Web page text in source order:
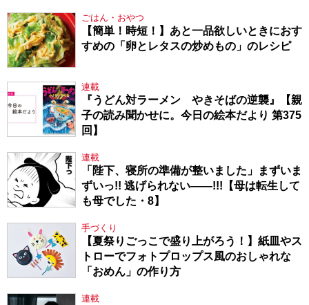
ごはん・おやつ
【簡単！時短！】あと一品欲しいときにおす
すめの「卵とレタスの炒めもの」のレシピ
連載
『うどん対ラーメン やきそばの逆襲』【親
子の読み聞かせに。今日の絵本だより 第375
回】
連載
「陛下、寝所の準備が整いました」まずいま
ずいっ!! 逃げられない――!!!【母は転生して
も母でした・8】
手づくり
【夏祭りごっこで盛り上がろう！】紙皿やス
トローでフォトプロップス風のおしゃれな
「おめん」の作り方
連載